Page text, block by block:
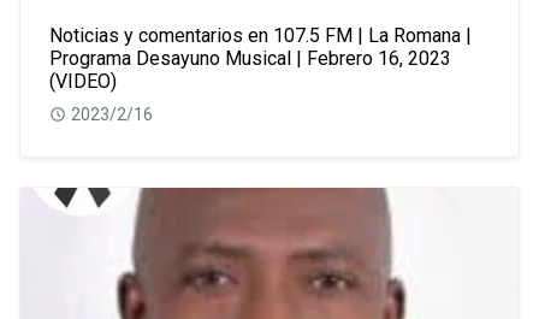
Noticias y comentarios en 107.5 FM | La Romana |
Programa Desayuno Musical | Febrero 16, 2023
(VIDEO)
2023/2/16